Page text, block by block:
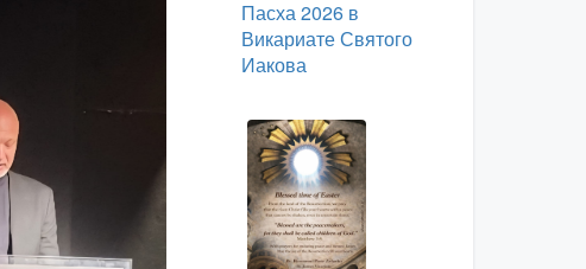
Пасха 2026 в
Викариате Святого
Иакова